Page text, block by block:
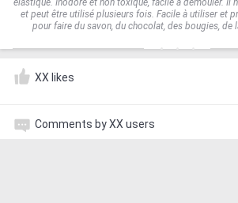
élastique. Inodore et non toxique, facile à démouler. Il
et peut être utilisé plusieurs fois. Facile à utiliser et
pour faire du savon, du chocolat, des bougies, de
XX likes
Comments by XX users